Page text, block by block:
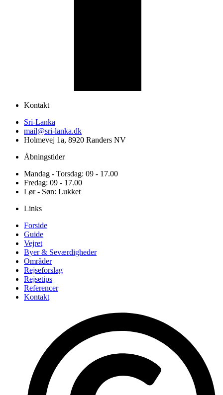
Kontakt
Sri-Lanka
mail@sri-lanka.dk
Holmevej 1a, 8920 Randers NV
Åbningstider
Mandag - Torsdag: 09 - 17.00
Fredag: 09 - 17.00
Lør - Søn: Lukket
Links
Forside
Guide
Vejret
Byer & Seværdigheder
Områder
Rejseforslag
Rejsetips
Referencer
Kontakt